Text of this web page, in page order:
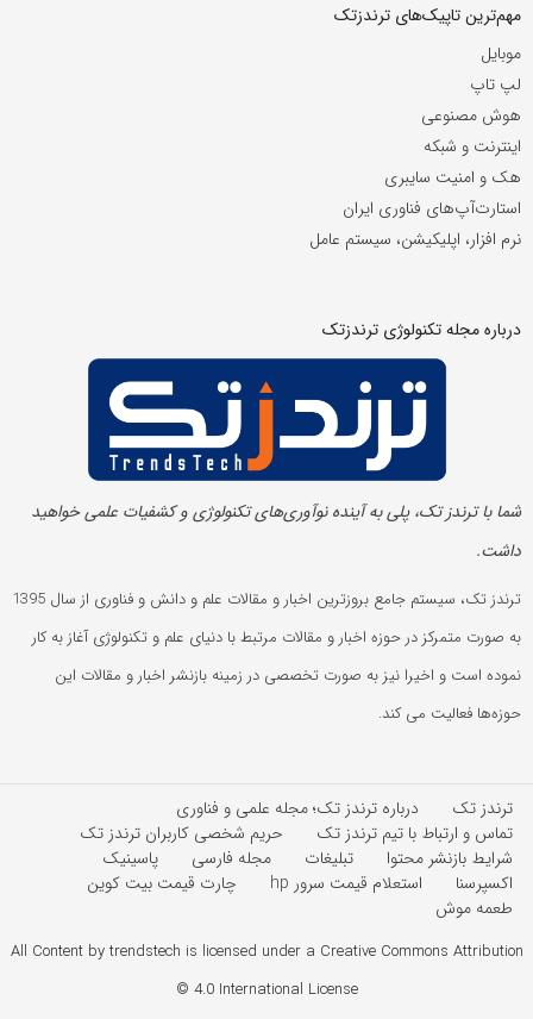
مهم‌ترین تاپیک‌های ترندزتک
موبایل
لپ تاپ
هوش مصنوعی
اینترنت و شبکه
هک و امنیت سایبری
استارت‌آپ‌های فناوری ایران
نرم افزار، اپلیکیشن، سیستم عامل
درباره مجله تکنولوژی ترندزتک
شما با ترندز تک، پلی به آینده‌ نوآوری‌های تکنولوژی و کشفیات علمی خواهید
داشت.
ترندز تک، سیستم جامع بروزترین اخبار و مقالات علم و دانش و فناوری از سال 1395
به صورت متمرکز در حوزه اخبار و مقالات مرتبط با دنیای علم و تکنولوژی آغاز به کار
نموده است و اخیرا نیز به صورت تخصصی در زمینه بازنشر اخبار و مقالات این
حوزه‌ها فعالیت می کند.
ترندز تک
درباره ترندز تک؛ مجله علمی و فناوری
تماس و ارتباط با تیم ترندز تک
حریم شخصی کاربران ترندز تک
شرایط بازنشر محتوا
تبلیغات مجله فارسی
پاسینیک
اکسپرسنا
استعلام قیمت سرور hp
چارت قیمت بیت کوین
طعمه موش
All Content by trendstech is licensed under a Creative Commons Attribution
4.0 International License ©️